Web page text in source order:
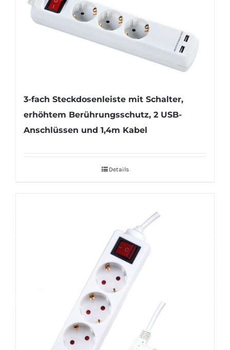
3-fach Steckdosenleiste mit Schalter,
erhöhtem Berührungsschutz, 2 USB-
Anschlüssen und 1,4m Kabel
Details